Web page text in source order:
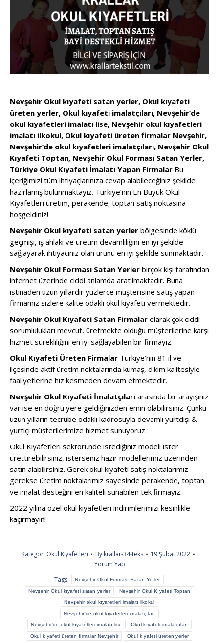
Nevşehir Okul kıyafeti satan yerler, Okul kıyafeti
üreten yerler, Okul kıyafeti imalatçıları, Nevşehir’de
okul kıyafetleri imalatı lise, Nevşehir okul kıyafetleri
imalatı ilkokul, Okul kıyafeti üreten firmalar Nevşehir,
Nevşehir’de okul kıyafetleri imalatçıları, Nevşehir Okul
Kıyafeti Toptan, Nevşehir Okul Forması Satan Yerler,
Türkiye Okul Kıyafeti İmalatı Yapan Firmalar Bu
içeriğimizi tüm ihtiyaçlarınıza cevap alabileceğiniz şekilde
hazırlamış bulunmaktayız. Türkiye’nin En Büyük Okul
Kıyafetleri üretim, perakende, toptan satış noktasına
hoşgeldiniz!
Nevşehir Okul kıyafeti satan yerler bölgesinde köklü
geçmişi, iş ahlakı ve üretim devamlılığını en iyi şekilde
sağlayarak ihtiyacınız olan ürünü en iyi şekilde sunmaktadır.
Nevşehir Okul Forması Satan Yerler birçok kişi tarafından
internet üzerinde ciddi anlamda aratılmaktadır. Buna
istinaden uzun yıllardır yüzlerce müşterisine satış yapan
firmamız sizlere kalite odaklı okul kıyafeti vermektedir.
Nevşehir Okul Kıyafeti Satan Firmalar olarak çok ciddi
sorumlulukları mevcut, üretmekte olduğu müşterilerine karşı
hizmet sürekliliğini en iyi sağlayabilen bir firmayız.
Okul Kıyafeti Üreten Firmalar Türkiye’nin 81 il ve
ilçesinde aktif üretim noktalarında kumaş, dikim kalitesiyle
faaliyetlerine hız kesmeden devam etmektedir.
Nevşehir Okul Kıyafeti İmalatçıları arasında bir arayışınız
var ise en doğru yere geldiğinizden emin olabilirsiniz. Çünkü
uzun yılların tecrübe odaklı kadrosuyla devamlı yurtdışı &
yurtiçi müşterilerimize hizmet sunuyoruz.
Okul Kıyafetleri sektöründe istediğiniz modeli ister
ürettirebilirsiniz, isterseniz hazır modellerimiz üzerinden
satın alabilirsiniz. Gerek okul kıyafeti satış noktalarımız
gerekse üretim noktalarımız sayesinde perakende, toptan
ve imalat desteğini en kaliteli sunabilen tek firmayız.
2022 yılına özel okul kıyafetleri indirimlerimizi kesinlikle
kaçırmayın!
Kategori Okul Kıyafetleri By krallar-34-teks
19 Şubat 2022
Yorum Yap
Tags:
Nevşehir Okul Forması Satan Yerler
Nevşehir Okul kıyafeti satan yerler Nevşehir Okul Kıyafeti Toptan
Nevşehir okul kıyafetleri imalatı ilkokul
Nevşehir'de okul kıyafetleri imalatçıları
Nevşehir'de okul kıyafetleri imalatı lise Okul kıyafeti imalatçıları
Okul kıyafeti üreten firmalar Nevşehir Okul kıyafeti üreten yerler